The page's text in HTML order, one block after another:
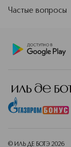
Частые вопросы
© ИЛЬ ДЕ БОТЭ 2026